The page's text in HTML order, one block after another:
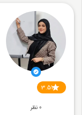
3.51
0 نظر